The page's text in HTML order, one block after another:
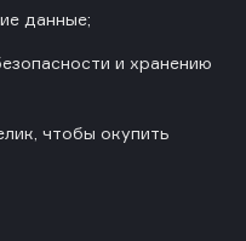
данные;
и хранению
чтобы окупить